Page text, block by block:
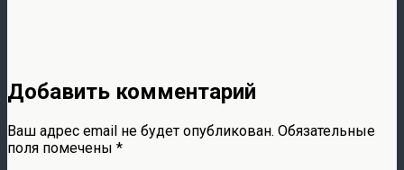
Добавить комментарий
Ваш адрес email не будет опубликован. Обязательные
поля помечены *